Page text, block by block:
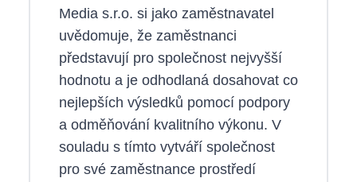
Media s.r.o. si jako zaměstnavatel
uvědomuje, že zaměstnanci
představují pro společnost nejvyšší
hodnotu a je odhodlaná dosahovat co
nejlepších výsledků pomocí podpory
a odměňování kvalitního výkonu. V
souladu s tímto vytváří společnost
pro své zaměstnance prostředí